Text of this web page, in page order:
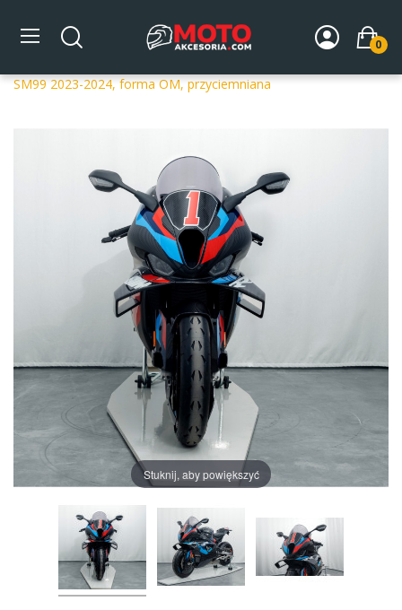
0
Strona główna DLA MOTOCYKLA Szyby
Szyby
SM99 2023-2024, forma OM, przyciemniana
Stuknij, aby powiększyć